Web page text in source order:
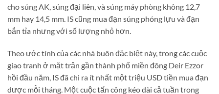
cho súng AK, súng đại liên, và súng máy phòng không 12,7
mm hay 14,5 mm. IS cũng mua đạn súng phóng lựu và đạn
bắn tỉa nhưng với số lượng nhỏ hơn.
Theo ước tính của các nhà buôn đặc biệt này, trong các cuộc
giao tranh ở mặt trận gần thành phố miền đông Deir Ezzor
hồi đầu năm, IS đã chi ra ít nhất một triệu USD tiền mua đạn
dược mỗi tháng. Một cuộc tấn công kéo dài cả tuần trong